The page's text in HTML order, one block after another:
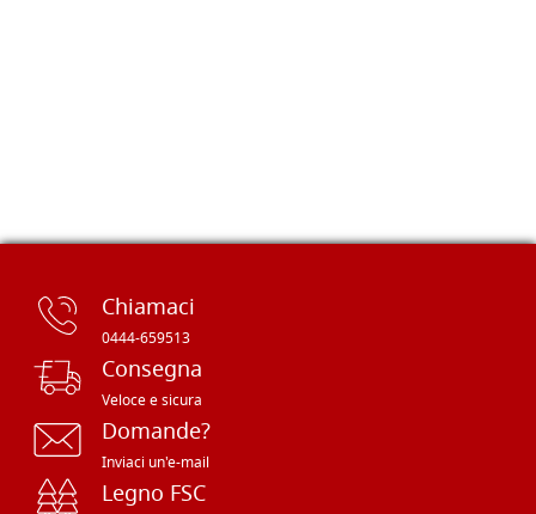
Chiamaci
0444-659513
Consegna
Veloce e sicura
Domande?
Inviaci un'e-mail
Legno FSC